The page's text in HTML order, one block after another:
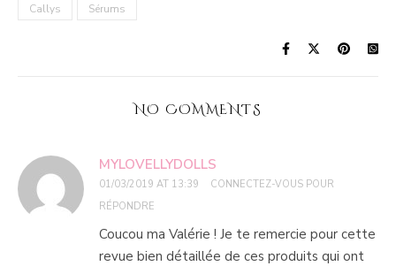
Callys Sérums
NO COMMENTS
MYLOVELLYDOLLS
01/03/2019 AT 13:39
CONNECTEZ-VOUS POUR
RÉPONDRE
Coucou ma Valérie ! Je te remercie pour cette
revue bien détaillée de ces produits qui ont